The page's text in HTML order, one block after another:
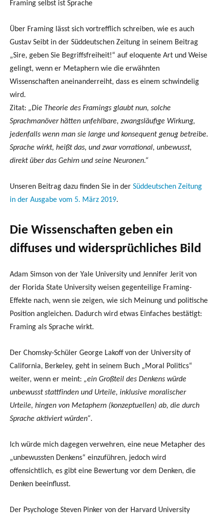
Framing selbst ist Sprache
Über Framing lässt sich vortrefflich schreiben, wie es auch
Gustav Seibt in der Süddeutschen Zeitung in seinem Beitrag
„Sire, geben Sie Begriffsfreiheit!“ auf eloquente Art und Weise
gelingt, wenn er Metaphern wie die erwähnten
Wissenschaften aneinanderreiht, dass es einem schwindelig
wird.
Zitat: „Die Theorie des Framings glaubt nun, solche
Sprachmanöver hätten unfehlbare, zwangsläufige Wirkung,
jedenfalls wenn man sie lange und konsequent genug betreibe.
Sprache wirkt, heißt das, und zwar vorrational, unbewusst,
direkt über das Gehirn und seine Neuronen.“
Unseren Beitrag dazu finden Sie in der Süddeutschen Zeitung
in der Ausgabe vom 5. März 2019.
Die Wissenschaften geben ein
diffuses und widersprüchliches Bild
Adam Simson von der Yale University und Jennifer Jerit von
der Florida State University weisen gegenteilige Framing-
Effekte nach, wenn sie zeigen, wie sich Meinung und politische
Position angleichen. Dadurch wird etwas Einfaches bestätigt:
Framing als Sprache wirkt.
Der Chomsky-Schüler George Lakoff von der University of
California, Berkeley, geht in seinem Buch „Moral Politics“
weiter, wenn er meint: „ein Großteil des Denkens würde
unbewusst stattfinden und Urteile, inklusive moralischer
Urteile, hingen von Metaphern (konzeptuellen) ab, die durch
Sprache aktiviert würden“.
Ich würde mich dagegen verwehren, eine neue Metapher des
„unbewussten Denkens“ einzuführen, jedoch wird
offensichtlich, es gibt eine Bewertung vor dem Denken, die
Denken beeinflusst.
Der Psychologe Steven Pinker von der Harvard University